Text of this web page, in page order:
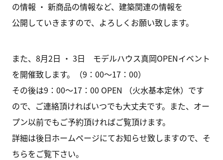
の情報 ・ 新商品の情報など、建築関連の情報を
公開していきますので、よろしくお願い致します。
また、8月2日 ・ 3日 モデルハウス真岡OPENイベント
を開催致します。（9：00～17：00）
その後は9：00～17：00 OPEN （火水基本定休）です
ので、ご連絡頂ければいつでも大丈夫です。また、オー
プン以前でもご予約頂ければご覧頂けます。
詳細は後日ホームページにてお知らせ致しますので、そ
ちらをご覧下さい。